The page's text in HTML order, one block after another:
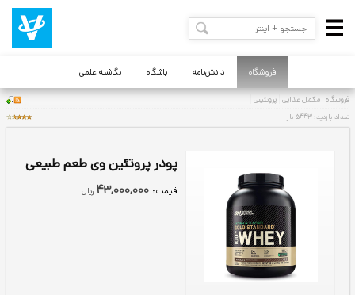
فروشگاه دانش‌نامه باشگاه نگاشته علمی
پودر پروتئین وی طعم طبیعی
قيمت: